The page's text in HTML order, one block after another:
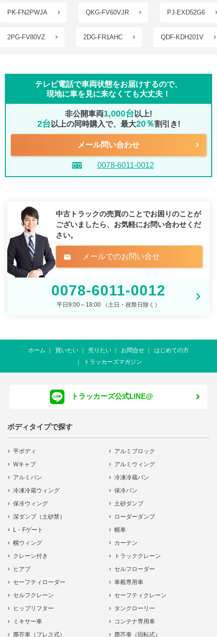
PK-FN2PWJA QKG-FV60VJR PJ-EXD52G6
2PG-FV80VZ 2DG-FR1AHC QDF-KDH201V
テレビ電話で車両状態をお届けするので、
現地に車を見に来なくても大丈夫！
非公開車両1,000台 以上!
2台 以上の同時購入で、最大20％割引き!
メール問い合わせ
0078-6011-0012
中古トラックの売買のことでお困りのことが
ございましたら、 お気軽にお問い合わせくだ
さい。
mail メールでのお問い合せ
0078-6011-0012
平日9:00～18:00 （土日・祝祭日除く）
ホーム 買いたい 売りたい お問合せ
はじめての方
トラッカーズマガジン
トラッカーズ公式LINE@
ボディタイプで探す
平ボディ
アルミブロック
Wキャブ
アルミウィング
アルミバン
冷凍冷蔵バン
冷凍冷蔵ウィング
保冷バン
保冷ウィング
土砂ダンプ
深ダンプ（土砂禁）
ローダーダンプ
L・Fゲート
幌車
幌ウィング
カーテン
クレーン付き
トラッククレーン
ヒアブ
セルフローダー
セーフティローダー
車載専用車
セルフクレーン
セーフティクレーン
ヒップリフター
タンクローリー
ミキサー車
コンテナ専用車
塵芥車（プレス式）
塵芥車（回転式）